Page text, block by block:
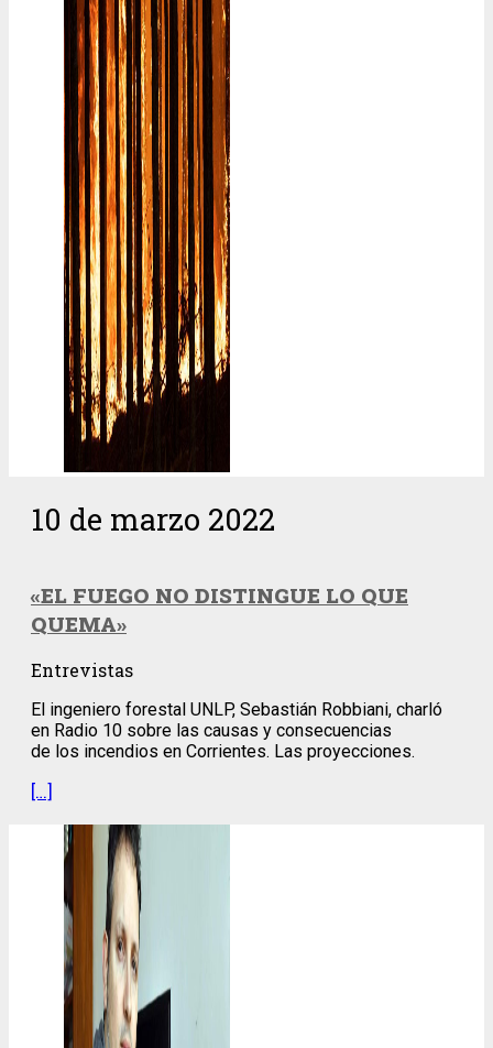
10 de marzo 2022
«EL FUEGO NO DISTINGUE LO QUE
QUEMA»
Entrevistas
El ingeniero forestal UNLP, Sebastián Robbiani, charló
en Radio 10 sobre las causas y consecuencias
de los incendios en Corrientes. Las proyecciones.
[…]